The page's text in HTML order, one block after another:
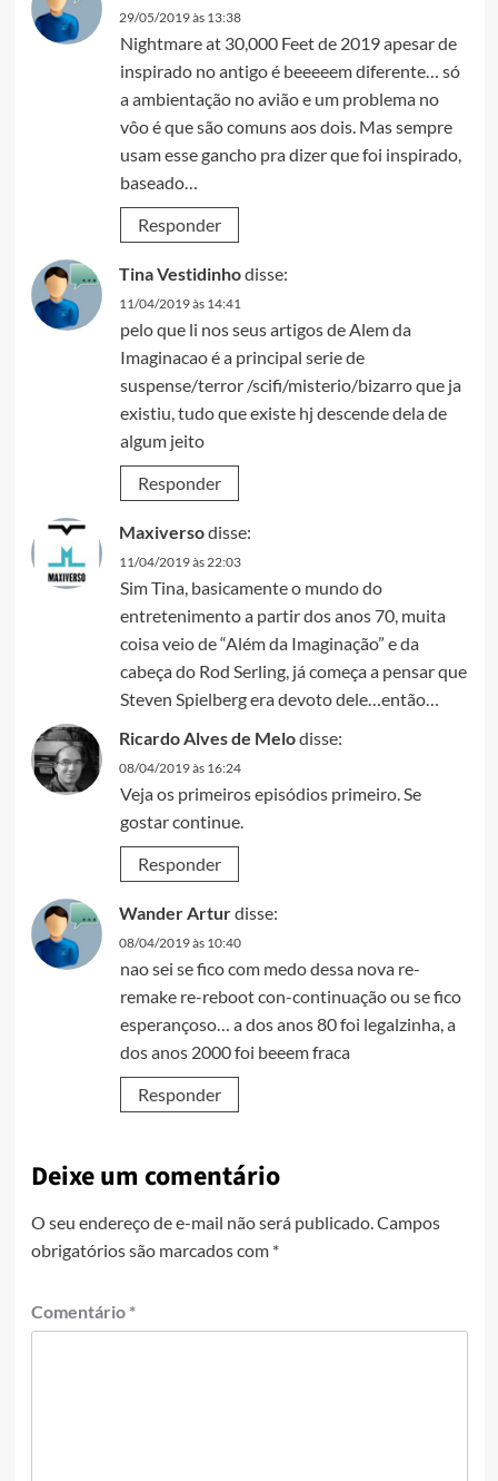
29/05/2019 às 13:38
Nightmare at 30,000 Feet de 2019 apesar de
inspirado no antigo é beeeeem diferente… só
a ambientação no avião e um problema no
vôo é que são comuns aos dois. Mas sempre
usam esse gancho pra dizer que foi inspirado,
baseado…
Responder
Tina Vestidinhodisse:
11/04/2019 às 14:41
pelo que li nos seus artigos de Alem da
Imaginacao é a principal serie de
suspense/terror /scifi/misterio/bizarro que ja
existiu, tudo que existe hj descende dela de
algum jeito
Responder
Maxiversodisse:
11/04/2019 às 22:03
Sim Tina, basicamente o mundo do
entretenimento a partir dos anos 70, muita
coisa veio de “Além da Imaginação” e da
cabeça do Rod Serling, já começa a pensar que
Steven Spielberg era devoto dele…então…
Ricardo Alves de Melodisse:
08/04/2019 às 16:24
Veja os primeiros episódios primeiro. Se
gostar continue.
Responder
Wander Arturdisse:
08/04/2019 às 10:40
nao sei se fico com medo dessa nova re-
remake re-reboot con-continuação ou se fico
esperançoso… a dos anos 80 foi legalzinha, a
dos anos 2000 foi beeem fraca
Responder
Deixe um comentário
O seu endereço de e-mail não será publicado.Campos
obrigatórios são marcados com *
Comentário *